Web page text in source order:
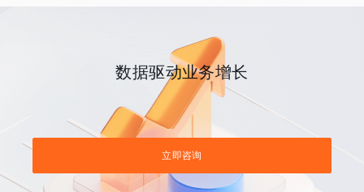
数据驱动业务增长
立即咨询